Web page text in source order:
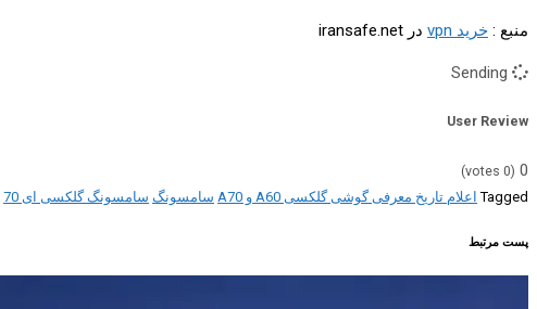
منبع : خرید vpn در iransafe.net
User Review
0
(
0
Tagged اعلام تاریخ معرفی گوشی گلکسی A60 و A70 سامسونگ سامسونگ گلکسی ای 70
پست مرتبط